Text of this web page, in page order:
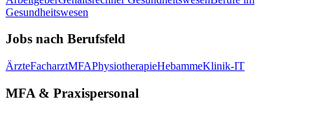
Gesundheitswesen
Jobs nach Berufsfeld
ÄrzteFacharztMFAPhysiotherapieHebammeKlinik-IT
MFA & Praxispersonal